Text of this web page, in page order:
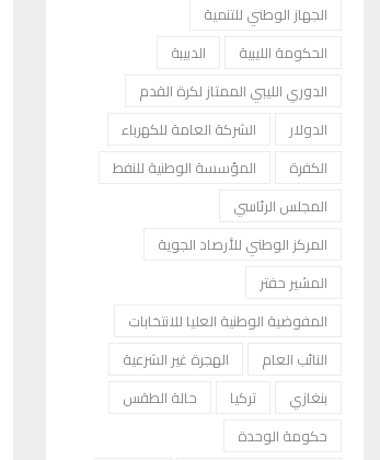
الجهاز الوطني للتنمية
الحكومة الليبية
الدبيبة
الدوري الليبي الممتاز لكرة القدم
الدولار
الشركة العامة للكهرباء
الكفرة
المؤسسة الوطنية للنفط
المجلس الرئاسي
المركز الوطني للأرصاد الجوية
المشير حفتر
المفوضية الوطنية العليا للانتخابات
النائب العام
الهجرة غير الشرعية
بنغازي
تركيا
حالة الطقس
حكومة الوحدة